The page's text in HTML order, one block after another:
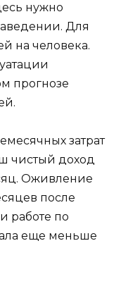
нужно
Для
на человека.
прогнозе
затрат
чистый доход
Оживление
после
работе по
еще меньше